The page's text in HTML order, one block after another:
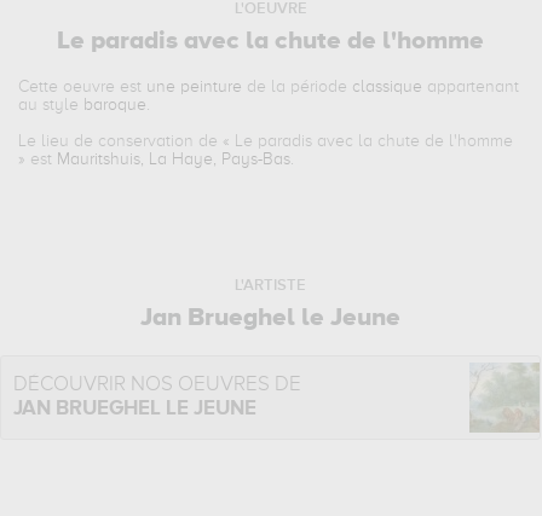
L'OEUVRE
Le paradis avec la chute de l'homme
Cette oeuvre est une peinture de la période classique appartenant
au style baroque.
Le lieu de conservation de « Le paradis avec la chute de l'homme
» est Mauritshuis, La Haye, Pays-Bas.
L'ARTISTE
Jan Brueghel le Jeune
DÉCOUVRIR NOS OEUVRES DE
JAN BRUEGHEL LE JEUNE